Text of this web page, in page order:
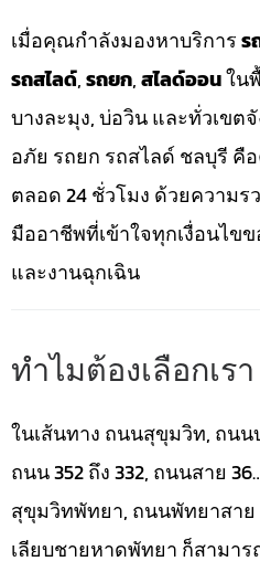
เมื่อคุณกำลังมองหาบริการร
รถสไลด์,รถยก,สไลด์ออนใน
บางละมุง, บ่อวิน และทั่วเขต
อภัย รถยก รถสไลด์ ชลบุรี
ตลอด 24 ชั่วโมง ด้วยความร
มืออาชีพที่เข้าใจทุกเงื่อนไข
และงานฉุกเฉิน
ทำไมต้องเลือกเรา
ในเส้นทาง ถนนสุขุมวิท, ถนน
ถนน 352 ถึง 332, ถนนสาย
สุขุมวิทพัทยา, ถนนพัทยาสาย
เลียบชายหาดพัทยา ก็สามาร